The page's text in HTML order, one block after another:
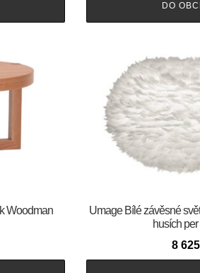
DO
Woodman
Umage Bílé závěsné
husích
8 625